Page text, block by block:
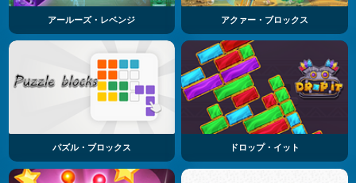
アールーズ・レベンジ アクァー・ブロックス
パズル・ブロックス ドロップ・イット